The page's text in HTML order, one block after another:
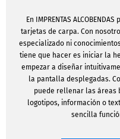
En IMPRENTAS
tarjetas de carpa. Con
especializado ni
tiene que hacer es iniciar la
empezar a diseñar
la pantalla desplegadas.
puede rellenar las áreas
logotipos, información o
sencilla